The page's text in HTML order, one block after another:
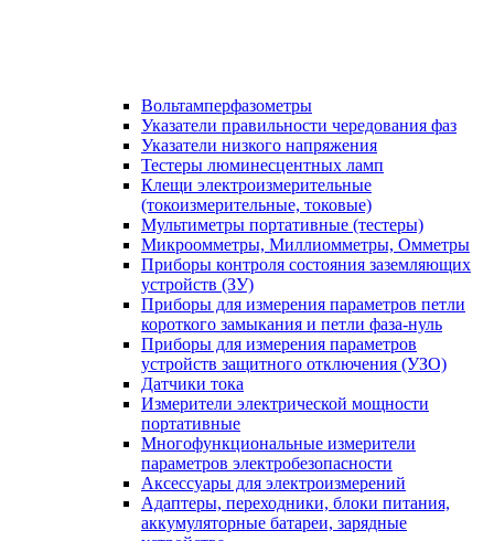
Вольтамперфазометры
Указатели правильности чередования фаз
Указатели низкого напряжения
Тестеры люминесцентных ламп
Клещи электроизмерительные
(токоизмерительные, токовые)
Мультиметры портативные (тестеры)
Микроомметры, Миллиомметры, Омметры
Приборы контроля состояния заземляющих
устройств (ЗУ)
Приборы для измерения параметров петли
короткого замыкания и петли фаза-нуль
Приборы для измерения параметров
устройств защитного отключения (УЗО)
Датчики тока
Измерители электрической мощности
портативные
Многофункциональные измерители
параметров электробезопасности
Аксессуары для электроизмерений
Адаптеры, переходники, блоки питания,
аккумуляторные батареи, зарядные